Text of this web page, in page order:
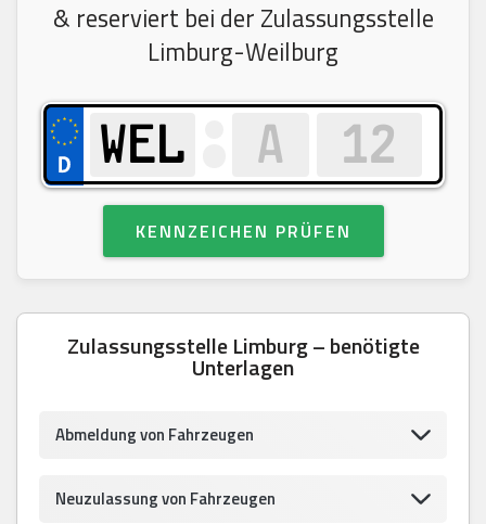
& reserviert bei der Zulassungsstelle
Limburg-Weilburg
KENNZEICHEN PRÜFEN
Zulassungsstelle Limburg – benötigte
Unterlagen
Abmeldung von Fahrzeugen
Neuzulassung von Fahrzeugen